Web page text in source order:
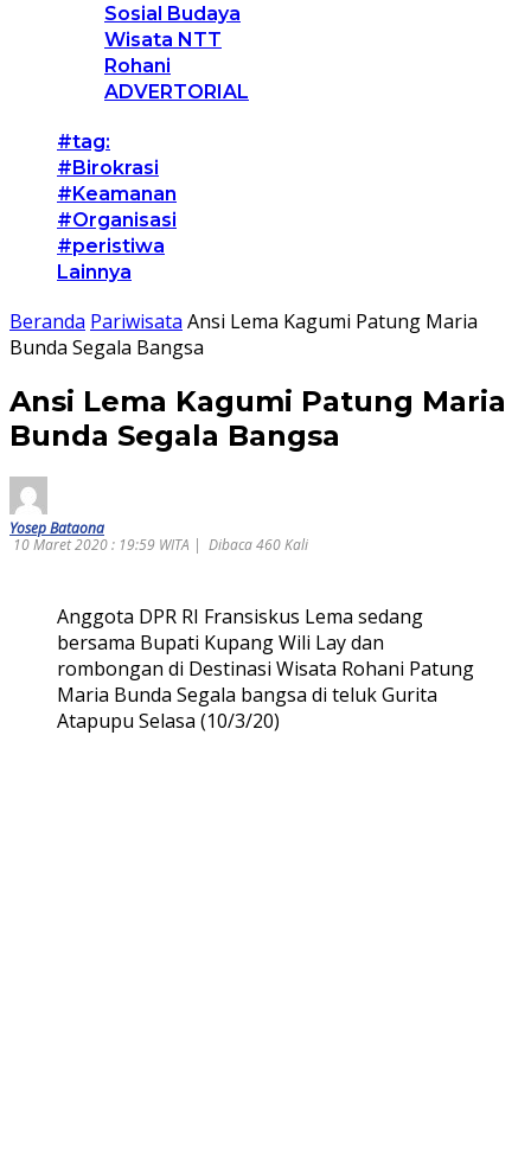
Sosial Budaya
Wisata NTT
Rohani
ADVERTORIAL
#tag:
#Birokrasi
#Keamanan
#Organisasi
#peristiwa
Lainnya
Beranda Pariwisata Ansi Lema Kagumi Patung Maria
Bunda Segala Bangsa
Ansi Lema Kagumi Patung Maria
Bunda Segala Bangsa
Yosep Bataona
10 Maret 2020 : 19:59 WITA | Dibaca 460 Kali
Anggota DPR RI Fransiskus Lema sedang
bersama Bupati Kupang Wili Lay dan
rombongan di Destinasi Wisata Rohani Patung
Maria Bunda Segala bangsa di teluk Gurita
Atapupu Selasa (10/3/20)